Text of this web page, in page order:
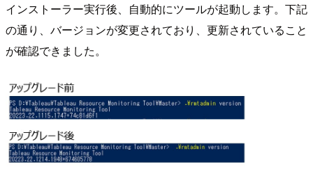
インストーラー実行後、自動的にツールが起動します。下記
の通り、バージョンが変更されており、更新されていること
が確認できました。